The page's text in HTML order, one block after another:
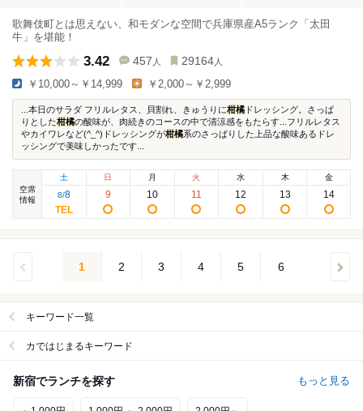
歌舞伎町とは思えない、和モダンな空間で兵庫県産A5ランク「太田
牛」を堪能！
3.42 457 人 29164 人
￥10,000～￥14,999 ￥2,000～￥2,999
...本日のサラダ フリルレタス、貝割れ、きゅうりに柑橘 ドレッシング。さっぱ
りとした柑橘の酸味が、肉続きのコースの中で清涼感をもたらす...フリルレタス
やカイワレなど(^_^)ドレッシングが柑橘系のさっぱりした上品な酸味あるドレ
ッシングで美味しかったです...
空席
情報
土
8/8
日
9
月
10
火
11
水
12
木
13
金
14
1 2 3 4 5 6
キーワード一覧
カではじまるキーワード
新宿でランチを探す もっと見る